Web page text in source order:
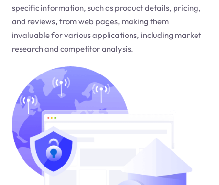
specific information, such as product details, pricing,
and reviews, from web pages, making them
invaluable for various applications, including market
research and competitor analysis.